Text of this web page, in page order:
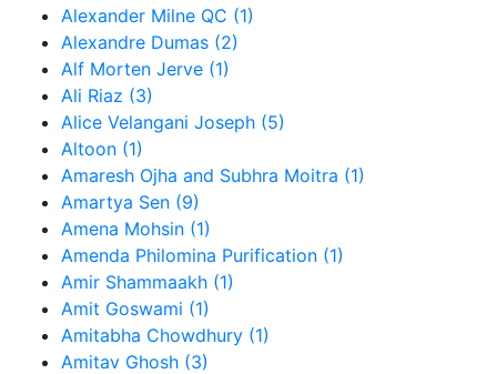
Alexander Milne QC (1)
Alexandre Dumas (2)
Alf Morten Jerve (1)
Ali Riaz (3)
Alice Velangani Joseph (5)
Altoon (1)
Amaresh Ojha and Subhra Moitra (1)
Amartya Sen (9)
Amena Mohsin (1)
Amenda Philomina Purification (1)
Amir Shammaakh (1)
Amit Goswami (1)
Amitabha Chowdhury (1)
Amitav Ghosh (3)